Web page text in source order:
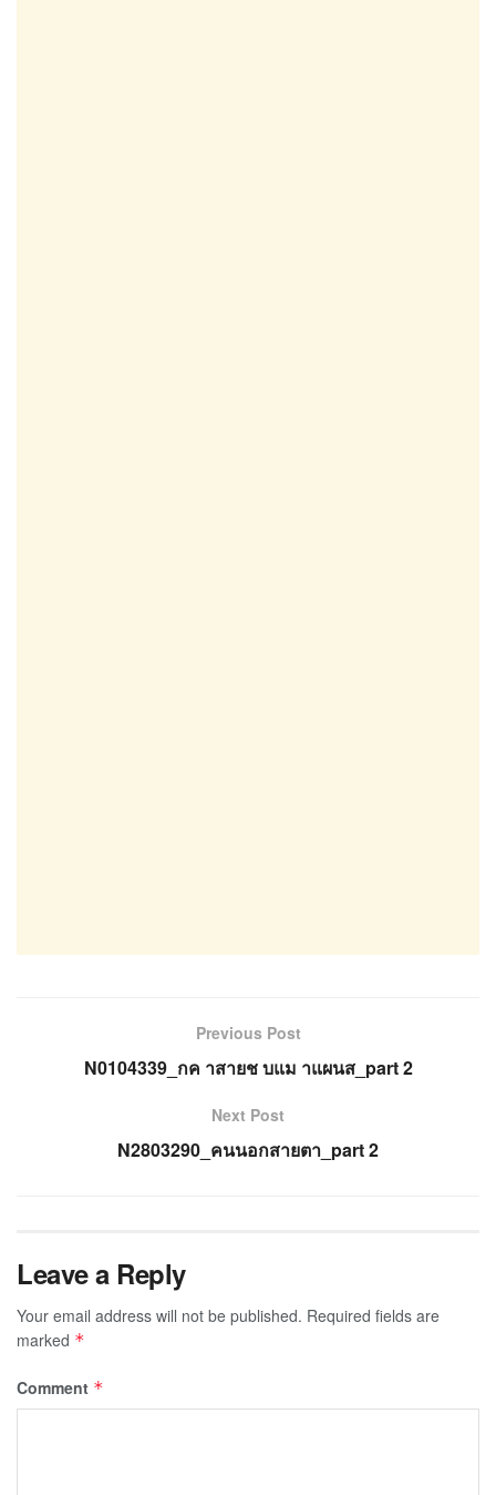
Previous Post
N0104339_กค าสายช บแม าแผนส_part 2
Next Post
N2803290_คนนอกสายตา_part 2
Leave a Reply
Your email address will not be published. Required fields are
marked *
Comment *